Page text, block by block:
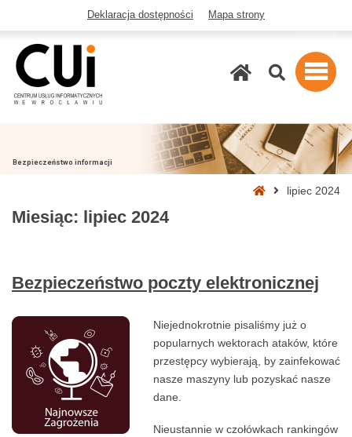
Deklaracja dostępności Mapa strony
Szukaj
Bezpieczeństwo informacji
Stronalipiec 2024
Miesiąc: lipiec 2024
Bezpieczeństwo poczty elektronicznej
Niejednokrotnie pisaliśmy już o
popularnych wektorach ataków, które
przestępcy wybierają, by zainfekować
nasze maszyny lub pozyskać nasze
dane.
Nieustannie w czołówkach rankingów